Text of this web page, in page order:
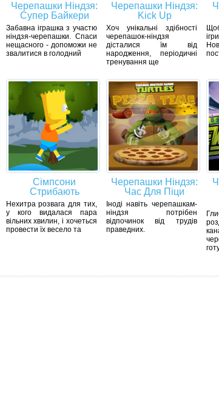
Черепашки Ніндзя:
Супер Байкери
Забавна іграшка з участю
ніндзя-черепашки. Спаси
нещасного - допоможи не
звалитися в голодний
Черепашки Ніндзя:
Kick Up
Хоч унікальні здібності
черепашок-ніндзя
дісталися їм від
народження, періодичні
тренування ще
Сімпсони
Стрибають
Нехитра розвага для тих,
у кого видалася пара
вільних хвилин, і хочеться
провести їх весело та
Черепашки Ніндзя:
Час Для Піци
Іноді навіть черепашкам-
ніндзя потрібен
відпочинок від трудів
праведних.